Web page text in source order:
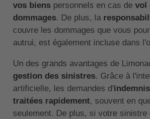
vos bienspersonnels en cas de vol
dommages. De plus, la
couvre les dommages que vous
autrui, est également incluse dans
Un des grands avantages de
gestion des sinistres. Grâce à
artificielle, les demandes d'
traitées rapidement, souvent en
seulement. De plus, si votre sinistre